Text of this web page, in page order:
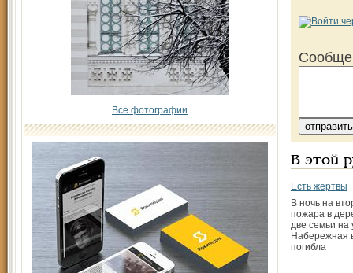
Все фотографии
В этой
Есть жертвы
В ночь на
пожара в
две семьи на
Набережная
погибла